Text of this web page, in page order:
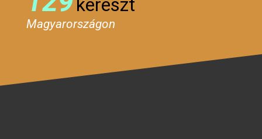
Magyarországon